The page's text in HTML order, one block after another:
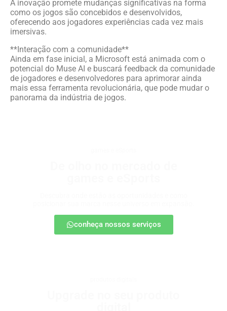
A inovação promete mudanças significativas na forma
como os jogos são concebidos e desenvolvidos,
oferecendo aos jogadores experiências cada vez mais
imersivas.
**Interação com a comunidade**
Ainda em fase inicial, a Microsoft está animada com o
potencial do Muse AI e buscará feedback da comunidade
de jogadores e desenvolvedores para aprimorar ainda
mais essa ferramenta revolucionária, que pode mudar o
panorama da indústria de jogos.
conheça nossos serviços